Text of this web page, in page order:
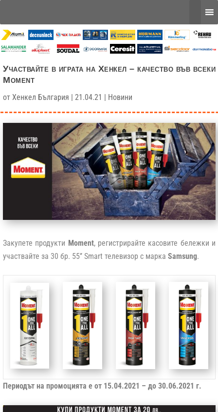
Участвайте в играта на Хенкел – качество във всеки
Moment
от Хенкел България | 21.04.21 | Новини
Закупете продукти Moment, регистрирайте касовите бележки и
участвайте за 30 бр. 55’’ Smart телевизор с марка Samsung.
Периодът на промоцията е от 15.04.2021 – до 30.06.2021 г.